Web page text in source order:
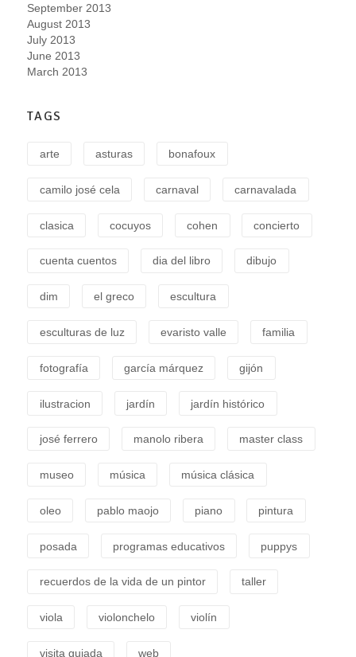
September 2013
August 2013
July 2013
June 2013
March 2013
TAGS
arte asturas bonafoux
camilo josé cela carnaval carnavalada
clasica cocuyos cohen concierto
cuenta cuentos dia del libro dibujo
dim el greco escultura
esculturas de luz evaristo valle familia
fotografía garcía márquez gijón
ilustracion jardín jardín histórico
josé ferrero manolo ribera master class
museo música música clásica
oleo pablo maojo piano pintura
posada programas educativos puppys
recuerdos de la vida de un pintor taller
viola violonchelo violín
visita guiada web